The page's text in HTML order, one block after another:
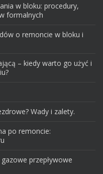
w bloku: procedury,
formalnych
o remoncie w bloku i
– kiedy warto go użyć i
Wady i zalety.
po remoncie:
przepływowe